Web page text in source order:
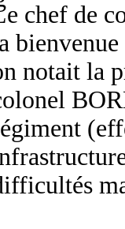
chef de
bienvenue
notait la